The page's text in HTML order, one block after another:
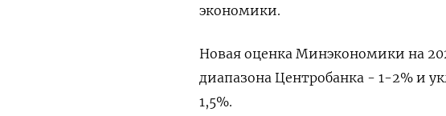
экономики.
Новая оценка Минэкономики на
диапазона Центробанка - 1-2% и
1,5%.